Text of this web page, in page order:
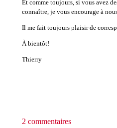
Et comme toujours, si vous avez
connaître, je vous encourage à
Il me fait toujours plaisir de
À bientôt!
Thierry
2 commentaires